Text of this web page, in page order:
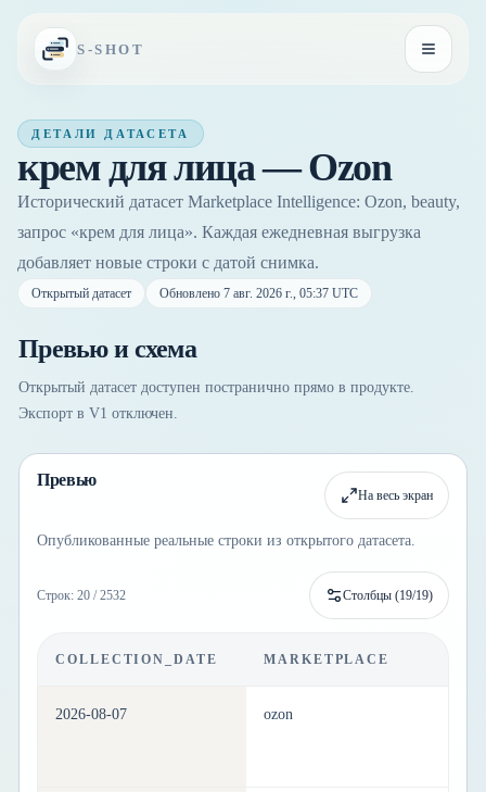
S-SHOT
ДЕТАЛИ ДАТАСЕТА
крем для лица — Ozon
Исторический датасет Marketplace Intelligence: Ozon, beauty,
запрос «крем для лица». Каждая ежедневная выгрузка
добавляет новые строки с датой снимка.
Открытый датасет Обновлено 7 авг. 2026 г., 05:37 UTC
Превью и схема
Открытый датасет доступен постранично прямо в продукте.
Экспорт в V1 отключен.
Превью
На весь экран
Опубликованные реальные строки из открытого датасета.
Строк: 20 / 2532 Столбцы (19/19)
COLLECTION_DATE MARKETPLACE
2026-08-07 ozon